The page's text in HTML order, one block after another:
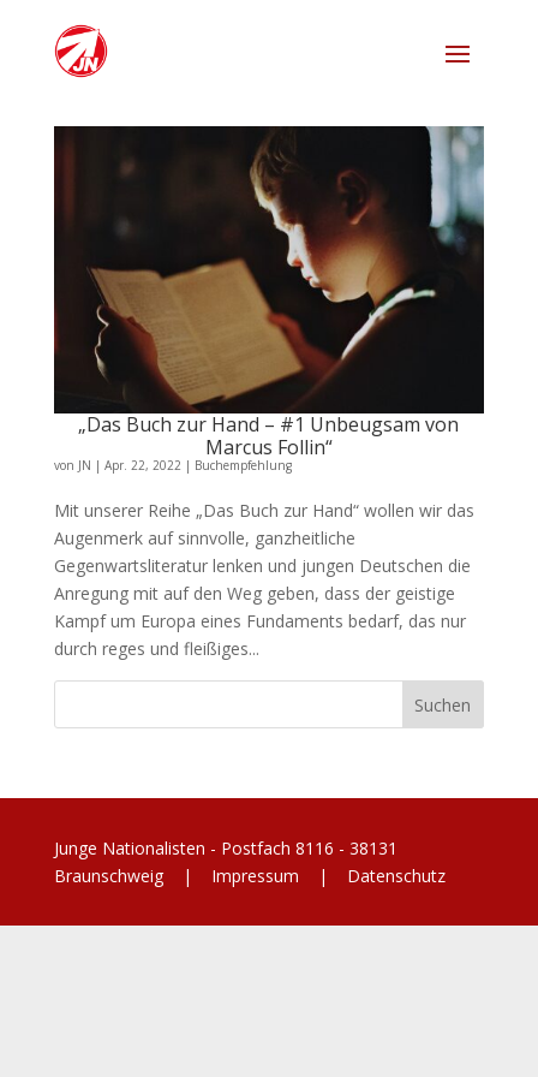
„Das Buch zur Hand – #1 Unbeugsam von
Marcus Follin“
von JN | Apr. 22, 2022| Buchempfehlung
Mit unserer Reihe „Das Buch zur Hand“ wollen wir das
Augenmerk auf sinnvolle, ganzheitliche
Gegenwartsliteratur lenken und jungen Deutschen die
Anregung mit auf den Weg geben, dass der geistige
Kampf um Europa eines Fundaments bedarf, das nur
durch reges und fleißiges...
Junge Nationalisten - Postfach 8116 - 38131
Braunschweig | Impressum | Datenschutz